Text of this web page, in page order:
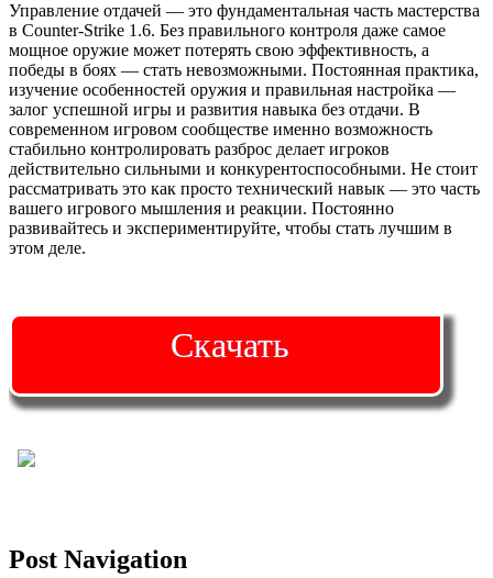
Управление отдачей — это фундаментальная часть мастерства
в Counter-Strike 1.6. Без правильного контроля даже самое
мощное оружие может потерять свою эффективность, а
победы в боях — стать невозможными. Постоянная практика,
изучение особенностей оружия и правильная настройка —
залог успешной игры и развития навыка без отдачи. В
современном игровом сообществе именно возможность
стабильно контролировать разброс делает игроков
действительно сильными и конкурентоспособными. Не стоит
рассматривать это как просто технический навык — это часть
вашего игрового мышления и реакции. Постоянно
развивайтесь и экспериментируйте, чтобы стать лучшим в
этом деле.
Скачать
Post Navigation